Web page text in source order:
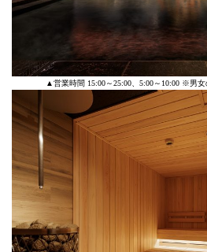
▲営業時間 15:00～25:00、5:00～10:00 ※男